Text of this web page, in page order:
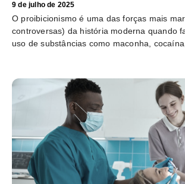
9 de julho de 2025
O proibicionismo é uma das forças mais
controversas) da história moderna quando
uso de substâncias como maconha,